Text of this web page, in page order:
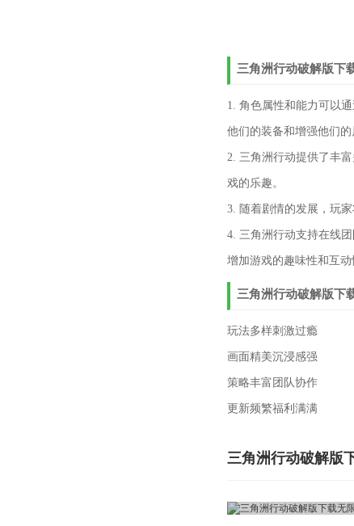
三角洲行动破解版下
1. 角色属性和能力可以
他们的装备和增强他们的
2. 三角洲行动提供了丰
戏的乐趣。
3. 随着剧情的发展，玩
4. 三角洲行动支持在线
增加游戏的趣味性和互动
三角洲行动破解版下
玩法多样刺激过瘾
画面精美沉浸感强
策略丰富团队协作
更新频繁福利满满
三角洲行动破解版